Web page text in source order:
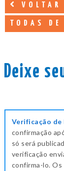
VOLTAR
TODAS
Deixe
Verificação de
confirmação
só será
verificação
confirma-lo.